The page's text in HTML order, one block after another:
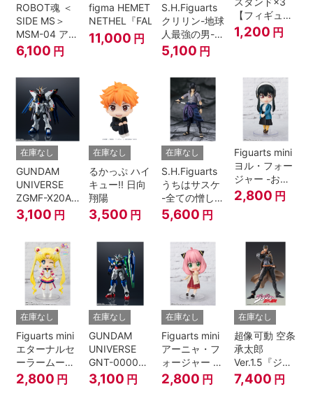
ROBOT魂 ＜
SIDE MS＞
MSM-04 アッ
ガイ ver.
A.N.I.M.E.
6,100 円
figma HEMET
NETHEL『FALSLANDER』
11,000 円
S.H.Figuarts
クリリン-地球
人最強の男-
『ドラゴンボ
ールＺ』
5,100 円
【フィギュア
＆模型用】
〈HEX〉タイ
1,200 円
在庫なし
GUNDAM
UNIVERSE
ZGMF-X20A
STRIKE
FREEDOM
3,100 円
在庫なし
るかっぷ ハイ
キュー!! 日向
翔陽
3,500 円
在庫なし
S.H.Figuarts
うちはサスケ
-全ての憎しみ
を背負う者-
『NARUTO -
5,600 円
Figuarts mini
ヨル・フォー
ジャー -おで
けけこーで-
『SPY×FAMILY』
2,800 円
在庫なし
Figuarts mini
エターナルセ
ーラームーン-
Cosmos
edition-『美
2,800 円
在庫なし
GUNDAM
UNIVERSE
GNT-0000
00 QAN[T]
3,100 円
在庫なし
Figuarts mini
アーニャ・フ
ォージャー -
おでけけこー
で-
2,800 円
在庫なし
超像可動 空条
承太郎
Ver.1.5『ジョ
ジョの奇妙な
冒険 第3部』
7,400 円